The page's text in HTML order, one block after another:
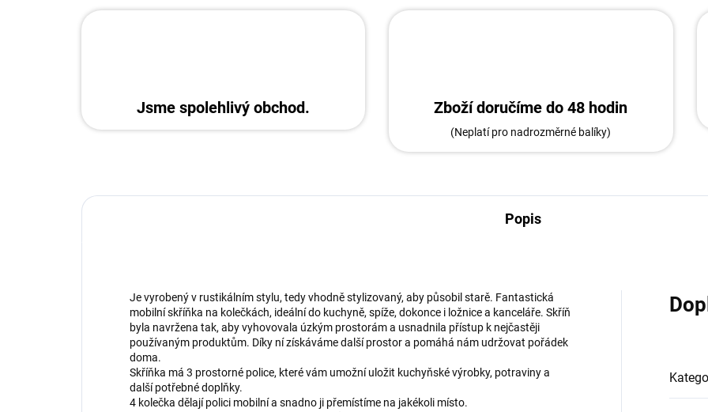
Jsme spolehlivý obchod. Zboží doručíme do 48 hodin
(Neplatí pro nadrozměrné balíky)
Popis
Je vyrobený v rustikálním stylu, tedy vhodně stylizovaný, aby působil starě. Fantastická
mobilní skříňka na kolečkách, ideální do kuchyně, spíže, dokonce i ložnice a kanceláře. Skříň
byla navržena tak, aby vyhovovala úzkým prostorám a usnadnila přístup k nejčastěji
používaným produktům. Díky ní získáváme další prostor a pomáhá nám udržovat pořádek
doma.
Skříňka má 3 prostorné police, které vám umožní uložit kuchyňské výrobky, potraviny a
další potřebné doplňky.
4 kolečka dělají polici mobilní a snadno ji přemístíme na jakékoli místo.